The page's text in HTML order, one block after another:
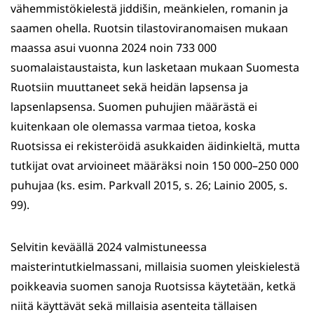
vähemmistökielestä jiddišin, meänkielen, romanin ja
saamen ohella. Ruotsin tilastoviranomaisen mukaan
maassa asui vuonna 2024 noin 733 000
suomalaistaustaista, kun lasketaan mukaan Suomesta
Ruotsiin muuttaneet sekä heidän lapsensa ja
lapsenlapsensa. Suomen puhujien määrästä ei
kuitenkaan ole olemassa varmaa tietoa, koska
Ruotsissa ei rekisteröidä asukkaiden äidinkieltä, mutta
tutkijat ovat arvioineet määräksi noin 150 000–250 000
puhujaa (ks. esim. Parkvall 2015, s. 26; Lainio 2005, s.
99).
Selvitin keväällä 2024 valmistuneessa
maisterintutkielmassani, millaisia suomen yleiskielestä
poikkeavia suomen sanoja Ruotsissa käytetään, ketkä
niitä käyttävät sekä millaisia asenteita tällaisen